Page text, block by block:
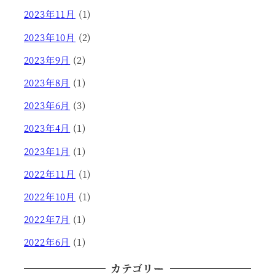
2023年11月 (1)
2023年10月 (2)
2023年9月 (2)
2023年8月 (1)
2023年6月 (3)
2023年4月 (1)
2023年1月 (1)
2022年11月 (1)
2022年10月 (1)
2022年7月 (1)
2022年6月 (1)
カテゴリー